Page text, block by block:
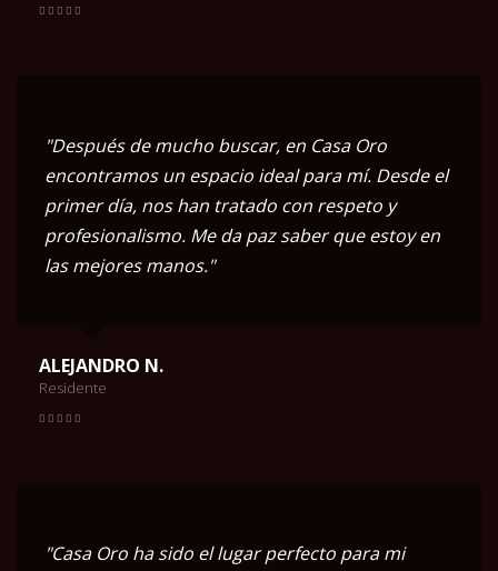
"Después de mucho buscar, en Casa Oro
encontramos un espacio ideal para mí. Desde el
primer día, nos han tratado con respeto y
profesionalismo. Me da paz saber que estoy en
las mejores manos."
ALEJANDRO N.
Residente
"Casa Oro ha sido el lugar perfecto para mi